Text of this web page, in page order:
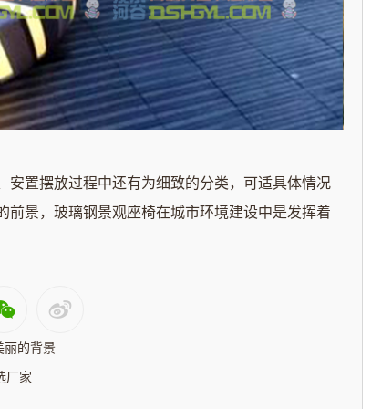
安置摆放过程中还有为细致的分类，可适具体情况
景，玻璃钢景观座椅在城市环境建设中是发挥着
丽的背景
厂家